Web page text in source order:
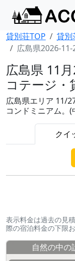
貸別荘TOP 貸別
広島県2026-11-
広島県 11
コテージ・
広島県エリア 11/
コンドミニアム。
クイ
表示料金は過去の見
際の宿泊料金の下限
自然の中の